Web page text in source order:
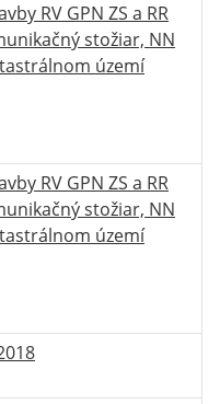
RV GPN ZS a RR
stožiar, NN
území
RV GPN ZS a RR
stožiar, NN
území